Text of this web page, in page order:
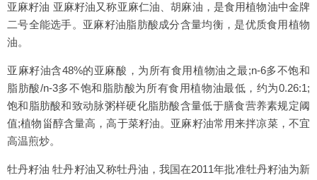
亚麻籽油 亚麻籽油又称亚麻仁油、胡麻油，是食用植物油中金牌
二号全能选手。亚麻籽油脂肪酸成分含量均衡，是优质食用植物
油。
亚麻籽油含48%的亚麻酸，为所有食用植物油之最;n-6多不饱和
脂肪酸/n-3多不饱和脂肪酸为所有食用植物油最低，约为0.26:1;
饱和脂肪酸和致动脉粥样硬化脂肪酸含量低于膳食营养素规定阈
值;植物甾醇含量高，高于菜籽油。亚麻籽油常用来拌凉菜，不宜
高温煎炒。
牡丹籽油 牡丹籽油又称牡丹油，我国在2011年批准牡丹籽油为新